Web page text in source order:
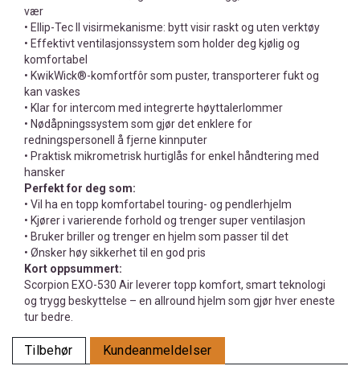
vær
• Ellip-Tec II visirmekanisme: bytt visir raskt og uten verktøy
• Effektivt ventilasjonssystem som holder deg kjølig og
komfortabel
• KwikWick®-komfortfôr som puster, transporterer fukt og
kan vaskes
• Klar for intercom med integrerte høyttalerlommer
• Nødåpningssystem som gjør det enklere for
redningspersonell å fjerne kinnputer
• Praktisk mikrometrisk hurtiglås for enkel håndtering med
hansker
Perfekt for deg som:
• Vil ha en topp komfortabel touring- og pendlerhjelm
• Kjører i varierende forhold og trenger super ventilasjon
• Bruker briller og trenger en hjelm som passer til det
• Ønsker høy sikkerhet til en god pris
Kort oppsummert:
Scorpion EXO-530 Air leverer topp komfort, smart teknologi
og trygg beskyttelse – en allround hjelm som gjør hver eneste
tur bedre.
Tilbehør Kundeanmeldelser